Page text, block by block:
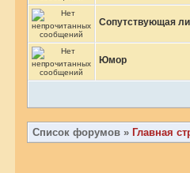
Сопутствующая
Юмор
Список форумов » Главная